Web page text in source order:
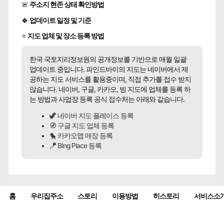
🚨 주소지 현존 상태 확인방법
🍀 업데이트 일정 및 기준
⭐ 지도 업체 및 장소 등록 방법
한국 국토지리정보원의 공개정보를 기반으로 매월 일괄
업데이트 중입니다. 파인드바이의 지도는 네이버에서 제
공하는 지도 서비스를 활용중이며, 직접 추가를 접수 받지
않습니다. 네이버, 구글, 카카오, 빙 지도에 업체를 등록 하
는 방법과 사업장 등록 공식 접수처는 아래와 같습니다.
🦖 네이버 지도 플레이스 등록
🧭 구글 지도 업체 등록
🐤 카카오맵 매장 등록
🪁 BIng Place 등록
홈 우리집주소 스토리 이용방법 히스토리 서비스소